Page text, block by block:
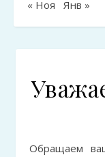
« Ноя Янв »
Обращаем ваше внимание на график работы